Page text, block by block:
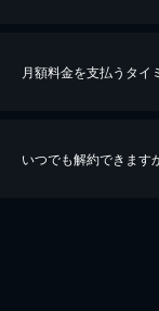
※40％ポイント還元の対象
iOSアプリのUコイン決
月額料金を支払うタイ
いつでも解約できます